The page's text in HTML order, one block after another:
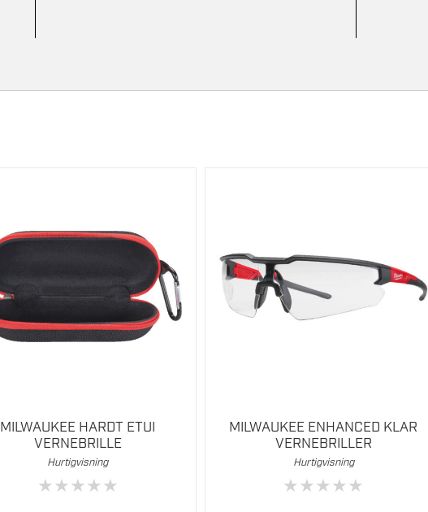
MILWAUKEE HARDT ETUI
VERNEBRILLE
Hurtigvisning
★★★★★
MILWAUKEE ENHANCED KLAR
VERNEBRILLER
Hurtigvisning
★★★★★